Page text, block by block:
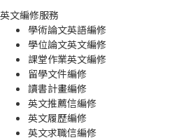
英文編修服務
學術論文英語編修
學位論文英文編修
課堂作業英文編修
留學文件編修
讀書計畫編修
英文推薦信編修
英文履歷編修
英文求職信編修